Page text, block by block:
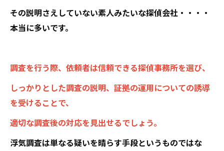
その説明さえしていない素人みたいな探偵会社・・・・
本当に多いです。
調査を行う際、依頼者は信頼できる探偵事務所を選び、
しっかりとした調査の説明、証拠の運用についての誘導
を受けることで、
適切な調査後の対応を見出せるでしょう。
浮気調査は単なる疑いを晴らす手段というものではな